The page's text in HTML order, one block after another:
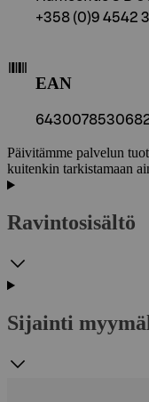
+358 (0)9 4542
EAN
Päivitämme palvelun
kuitenkin tarkistamaan
Ravintosisältö
Sijainti